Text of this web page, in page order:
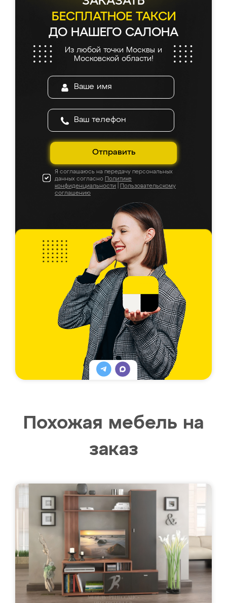
БЕСПЛАТНОЕ ТАКСИ
ДО НАШЕГО САЛОНА
Из любой точки Москвы и
Московской области!
Отправить
Я соглашаюсь на передачу персональных
данных согласно Политике
конфиденциальности
Пользовательскому
соглашению
Похожая мебель на
заказ